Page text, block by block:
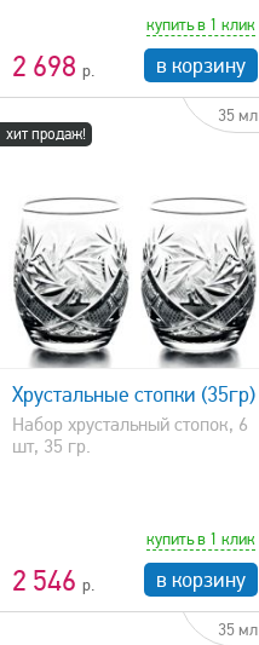
2 698
купить в 1 клик
в корзину
хит продаж!
35 мл
Хрустальные стопки (35гр)
Набор хрустальный стопок, 6
шт, 35 гр.
2 546
купить в 1 клик
в корзину
быстрый просмотр
35 мл